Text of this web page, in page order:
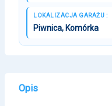
LOKALIZACJA GARAŻU :
Piwnica, Komórka
Opis